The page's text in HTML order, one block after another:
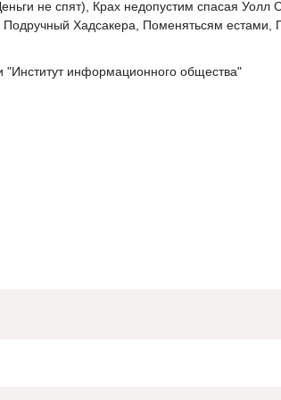
не спят), Крах недопустим спасая Уолл
Хадсакера, Поменятьсям естами,
"Институт информационного общества"